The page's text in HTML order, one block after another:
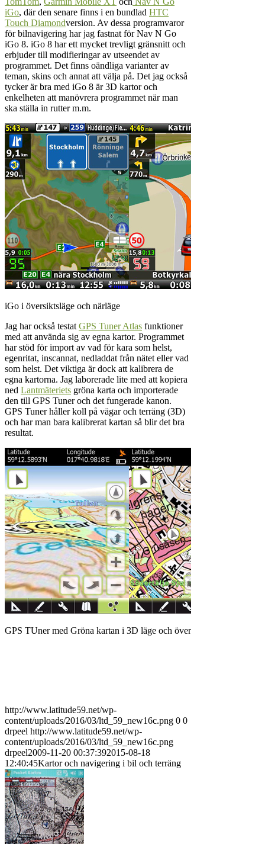
iGo, där den senare finns i en bundlad HTC
Touch Diamondversion. Av dessa programvaror
för bilnavigering har jag fastnat för Nav N Go
iGo 8. iGo 8 har ett mycket trevligt gränsnitt och
erbjuder till modifieringar av utseendet av
programmet. Det finns oändliga varianter av
teman, skins och annat att välja på. Det jag också
tycker är bra med iGo 8 är 3D kartor och
enkelheten att manövrera programmet när man
ska ställa in rutter m.m.
iGo i översiktsläge och närläge
Jag har också testat GPS Tuner Atlas funktioner
med att använda sig av egna kartor. Programmet
har stöd för import av vad för kara som helst,
egenritat, inscannat, nedladdat från nätet eller vad
som helst. Det viktiga är dock att kalibrera de
egna kartorna. Jag laborerade lite med att kopiera
ned Lantmäteriets gröna karta och importerade
den till GPS Tuner och det fungerade kanon.
GPS Tuner håller koll på vägar och terräng (3D)
och har man bara kalibrerat kartan så blir det bra
resultat.
GPS TUner med Gröna kartan i 3D läge och översikt
http://www.latitude59.net/wp-
content/uploads/2016/03/ltd_59_new16c.png 0 0
drpeel http://www.latitude59.net/wp-
content/uploads/2016/03/ltd_59_new16c.png
drpeel2009-11-20 00:37:392015-08-18
12:40:45Kartor och navigering i bil och terräng